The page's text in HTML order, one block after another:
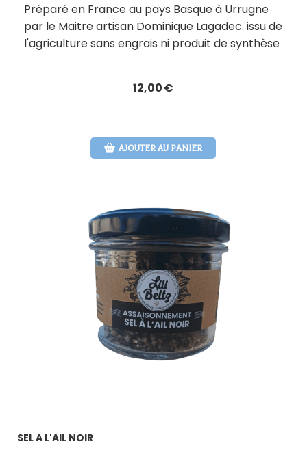
Préparé en France au pays Basque à Urrugne
par le Maitre artisan Dominique Lagadec. issu de
l'agriculture sans engrais ni produit de synthèse
12,00€
AJOUTER AU PANIER
SEL A L'AIL NOIR